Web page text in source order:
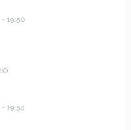
19:50
19:54